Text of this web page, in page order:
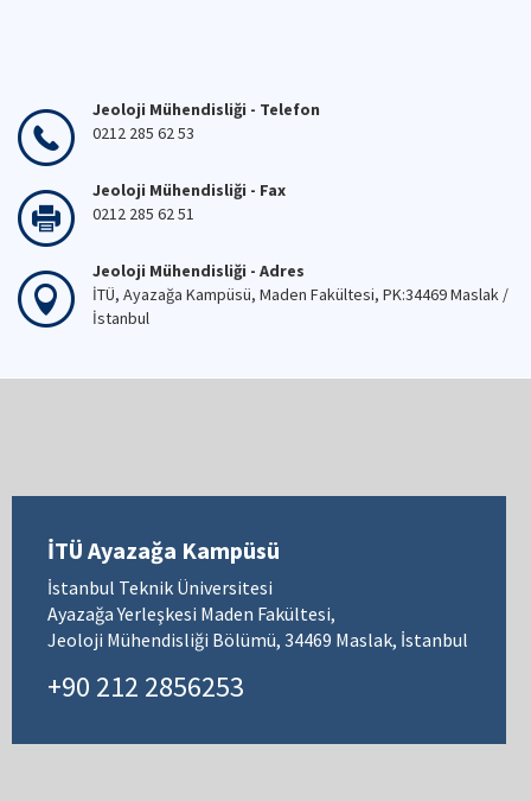
Jeoloji Mühendisliği - Telefon
0212 285 62 53
Jeoloji Mühendisliği - Fax
0212 285 62 51
Jeoloji Mühendisliği - Adres
İTÜ, Ayazağa Kampüsü, Maden Fakültesi, PK:34469 Maslak /
İstanbul
İTÜ Ayazağa Kampüsü
İstanbul Teknik Üniversitesi
Ayazağa Yerleşkesi Maden Fakültesi,
Jeoloji Mühendisliği Bölümü, 34469 Maslak, İstanbul
+90 212 2856253